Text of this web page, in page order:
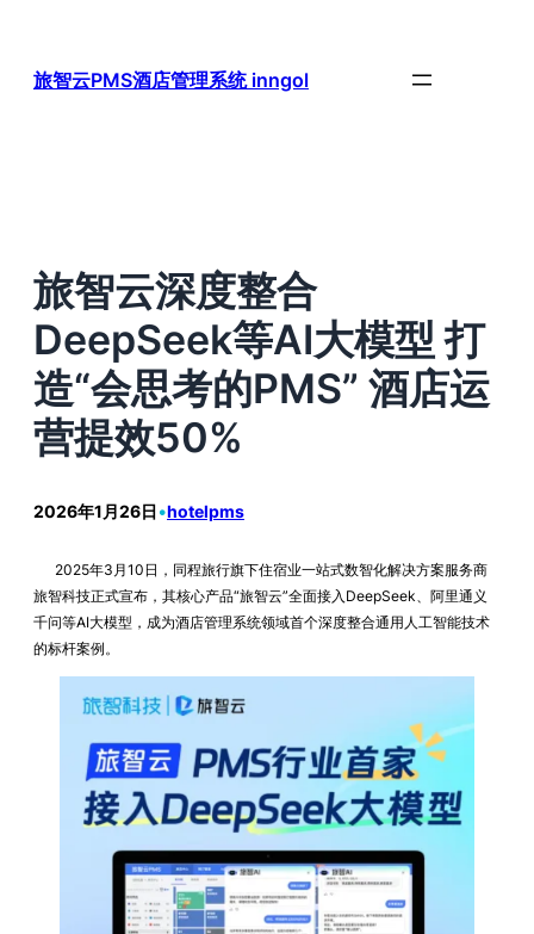
旅智云PMS酒店管理系统 inngol
旅智云深度整合
DeepSeek等AI大模型 打
造“会思考的PMS” 酒店运
营提效50%
2026年1月26日•hotelpms
2025年3月10日，同程旅行旗下住宿业一站式数智化解决方案服务商
旅智科技正式宣布，其核心产品“旅智云”全面接入DeepSeek、阿里通义
千问等AI大模型，成为酒店管理系统领域首个深度整合通用人工智能技术
的标杆案例。